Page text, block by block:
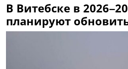
В Витебске в
планируют